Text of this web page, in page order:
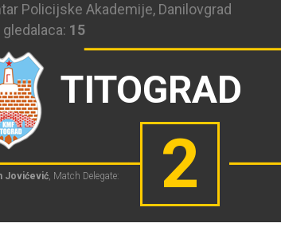
Policijske Akademije, Danilovgrad
gledalaca: 15
TITOGRAD
2
Jovićević, Match Delegate: